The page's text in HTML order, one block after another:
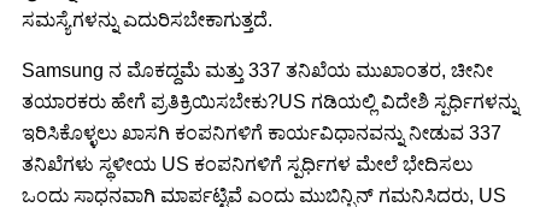
ಸಮಸ್ಯೆಗಳನ್ನು ಎದುರಿಸಬೇಕಾಗುತ್ತದೆ.
Samsung ನ ಮೊಕದ್ದಮೆ ಮತ್ತು 337 ತನಿಖೆಯ ಮುಖಾಂತರ, ಚೀನೀ
ತಯಾರಕರು ಹೇಗೆ ಪ್ರತಿಕ್ರಿಯಿಸಬೇಕು?US ಗಡಿಯಲ್ಲಿ ವಿದೇಶಿ ಸ್ಪರ್ಧಿಗಳನ್ನು
ಇರಿಸಿಕೊಳ್ಳಲು ಖಾಸಗಿ ಕಂಪನಿಗಳಿಗೆ ಕಾರ್ಯವಿಧಾನವನ್ನು ನೀಡುವ 337
ತನಿಖೆಗಳು ಸ್ಥಳೀಯ US ಕಂಪನಿಗಳಿಗೆ ಸ್ಪರ್ಧಿಗಳ ಮೇಲೆ ಭೇದಿಸಲು
ಒಂದು ಸಾಧನವಾಗಿ ಮಾರ್ಪಟ್ಟಿವೆ ಎಂದು ಮುಬಿನ್ಬಿನ್ ಗಮನಿಸಿದರು, US